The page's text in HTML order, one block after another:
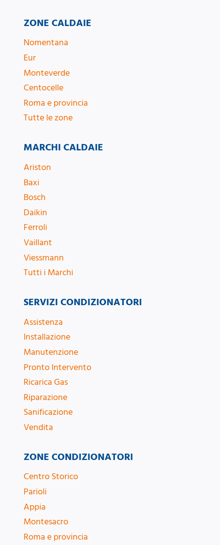
ZONE CALDAIE
Nomentana
Eur
Monteverde
Centocelle
Roma e provincia
Tutte le zone
MARCHI CALDAIE
Ariston
Baxi
Bosch
Daikin
Ferroli
Vaillant
Viessmann
Tutti i Marchi
ZONE CONDIZIONATORI
Centro Storico
Parioli
Appia
Montesacro
Roma e provincia
SERVIZI CONDIZIONATORI
Assistenza
Installazione
Manutenzione
Pronto Intervento
Ricarica Gas
Riparazione
Sanificazione
Vendita